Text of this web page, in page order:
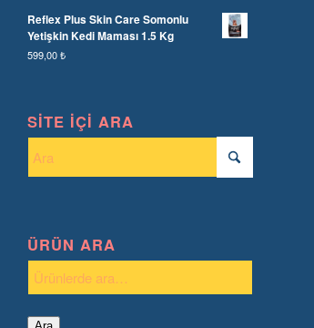
Reflex Plus Skin Care Somonlu
Yetişkin Kedi Maması 1.5 Kg
599,00₺
SITE İÇI ARA
ÜRÜN ARA